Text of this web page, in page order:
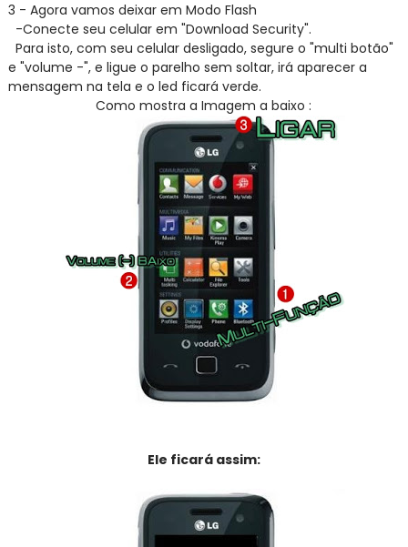
3 - Agora vamos deixar em Modo Flash
-Conecte seu celular em "Download Security".
Para isto, com seu celular desligado, segure o "multi botão"
e "volume -", e ligue o parelho sem soltar, irá aparecer a
mensagem na tela e o led ficará verde.
Como mostra a Imagem a baixo :
Ele ficará assim: